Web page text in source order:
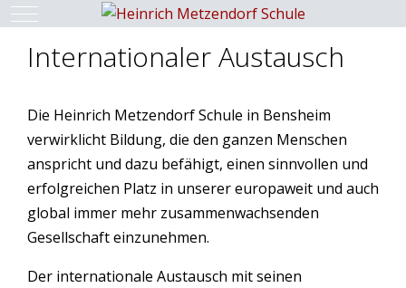
Mobile Menu Toggle
Internationaler Austausch
Die Heinrich Metzendorf Schule in Bensheim
verwirklicht Bildung, die den ganzen Menschen
anspricht und dazu befähigt, einen sinnvollen und
erfolgreichen Platz in unserer europaweit und auch
global immer mehr zusammenwachsenden
Gesellschaft einzunehmen.
Der internationale Austausch mit seinen